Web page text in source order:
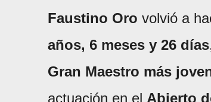
Faustino Oro volvió a
años, 6 meses y 26 días
Gran Maestro más
actuación en el Abierto